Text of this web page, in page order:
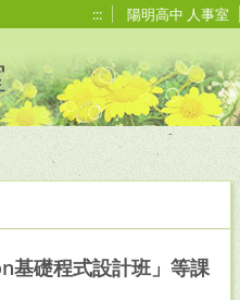
::: 陽明高中 人事室
基礎程式設計班」等課